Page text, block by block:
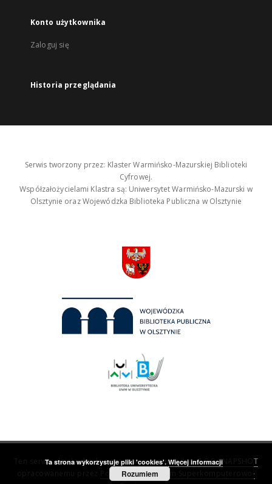
Konto użytkownika
Zaloguj się
Historia przeglądania
Serwis tworzony przez: Klaster Warmińsko-Mazurskiej Biblioteki
Cyfrowej.
Współzałożycielami Klastra są: Uniwersytet Warmińsko-Mazurski w
Olsztynie oraz Wojewódzka Biblioteka Publiczna w Olsztynie
Ten serwis działa dzięki oprogramowaniudLibra 7.0.0-SNAPSHOT
Poznańskie Centrum Superkomputerowo-
Ta strona wykorzystuje pliki 'cookies'. Więcej informacji
Rozumiem